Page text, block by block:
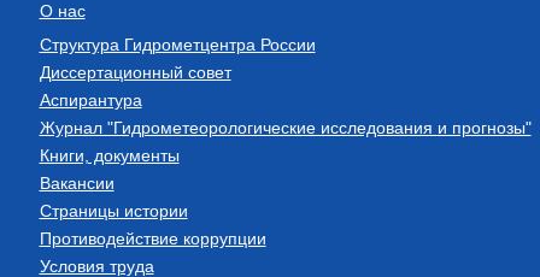
О нас
Структура Гидрометцентра России
Диссертационный совет
Аспирантура
Журнал "Гидрометеорологические исследования и прогнозы"
Книги, документы
Вакансии
Страницы истории
Противодействие коррупции
Условия труда